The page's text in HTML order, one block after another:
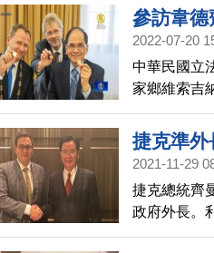
都掛上中華
韋德齊說，
捷克參議院
參訪韋德
2022-07-20
中華民國立
家鄉維索吉
道，今年正
到，自己的
灣不是聯合
會員，並成
捷克準外
2021-11-29
捷克總統齊
政府外長。
不過由於齊